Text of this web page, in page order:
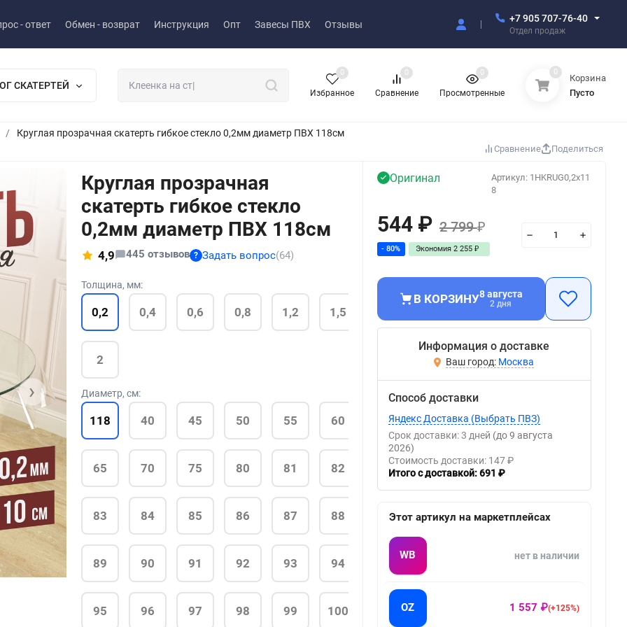
- ответ Обмен - возврат Инструкция Опт Завесы ПВХ Отзывы
+7 905 707-76-40
Отдел продаж
СКАТЕРТЕЙ
Избранное
0
Сравнение
0
Просмотренные
0 0
Корзина
Пусто
/ Круглая прозрачная скатерть гибкое стекло 0,2мм диаметр ПВХ 118см
Сравнение Поделиться
›
Круглая прозрачная
скатерть гибкое стекло
0,2мм диаметр ПВХ 118см
4,9 445 отзывов ? Задать вопрос(64)
Толщина, мм:
0,2 0,4 0,6 0,8 1,2 1,5
2
Диаметр, см:
118 40 45 50 55 60
65 70 75 80 81 82
83 84 85 86 87 88
89 90 91 92 93 94
95 96 97 98 99 100
Артикул: 1HKRUG0,2x11
8
Оригинал
544 ₽ 2 799₽
- 80% Экономия 2 255 ₽
В КОРЗИНУ8 августа
2 дня
Информация о доставке
Москва
Способ доставки
Яндекс Доставка (Выбрать ПВЗ)
Срок доставки: 3 дней (до 9 августа
2026)
Стоимость доставки: 147 ₽
Итого с доставкой: 691 ₽
Этот артикул на маркетплейсах
WB нет в наличии
OZ 1 557 ₽(+125%)